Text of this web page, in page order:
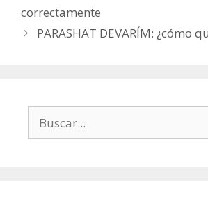
correctamente
PARASHAT DEVARÍM: ¿cómo